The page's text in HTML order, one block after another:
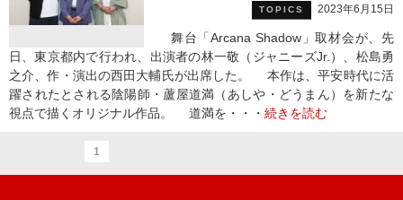
TOPICS 2023年6月15日
舞台「Arcana Shadow」取材会が、先
日、東京都内で行われ、出演者の林一敬（ジャニーズJr.）、松島勇
之介、作・演出の西田大輔氏が出席した。 本作は、平安時代に活
躍されたとされる陰陽師・蘆屋道満（あしや・どうまん）を新たな
視点で描くオリジナル作品。 道満を・・・ 続きを読む
1